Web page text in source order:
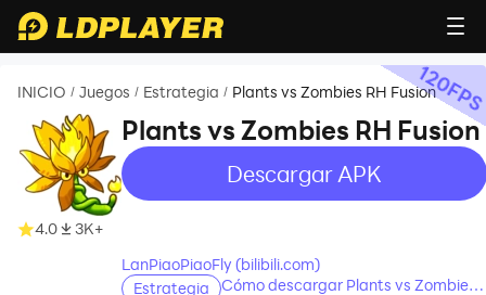
INICIO / Juegos / Estrategia / Plants vs Zombies RH Fusion
4.0 3K+
Plants vs Zombies RH Fusion
recommend
Descargar APK
recommend
LanPiaoPiaoFly (bilibili.com)
Estrategia
Cómo descargar Plants vs Zombies
120